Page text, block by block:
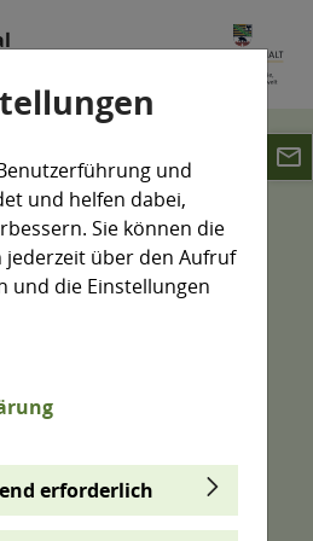
Emissionshandel
und
ist als
seit Einführung des
In Sachsen-
und
und helfen dabei,
Sie können die
jederzeit über den Aufruf
und die Einstellungen
erforderlich
email